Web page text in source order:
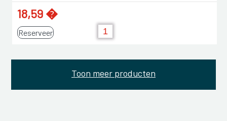
18,59 �
Reserveer
Toon meer producten